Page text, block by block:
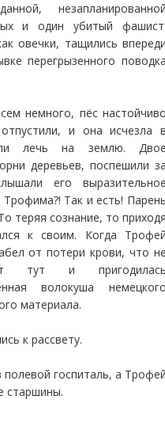
и один убитый
овечки, тащились
перегрызенного
немного, пёс
и она исчезла
лечь на землю.
деревьев, поспешили
его
Так и есть!
теряя сознание, то
к своим. Когда
от потери крови, что
тут и
волокуша
материала.
к рассвету.
госпиталь, а
старшины.